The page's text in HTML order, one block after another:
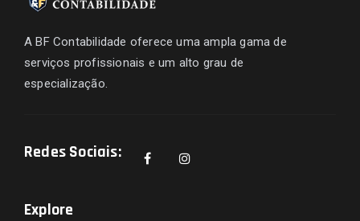
A BF Contabilidade oferece uma ampla gama de
serviços profissionais e um alto grau de
especialização.
Redes Sociais:
Explore